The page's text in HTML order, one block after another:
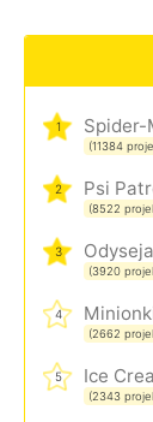
1
(11384
2 Psi
(8522
3 Odyseja
(3920
4
(2662
5 Ice
(2343